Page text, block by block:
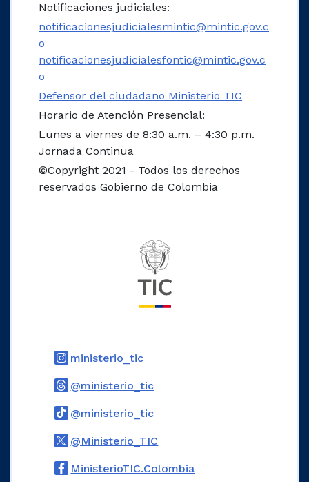
Notificaciones judiciales:
notificacionesjudicialesmintic@mintic.gov.c
o
notificacionesjudicialesfontic@mintic.gov.c
o
Defensor del ciudadano Ministerio TIC
Horario de Atención Presencial:
Lunes a viernes de 8:30 a.m. – 4:30 p.m.
Jornada Continua
©Copyright 2021 - Todos los derechos
reservados Gobierno de Colombia
ministerio_ticLogo Instagram
@ministerio_ticLogo Threads
@ministerio_ticLogo Tiktok
@Ministerio_TIC
MinisterioTIC.ColombiaLogo Facebook